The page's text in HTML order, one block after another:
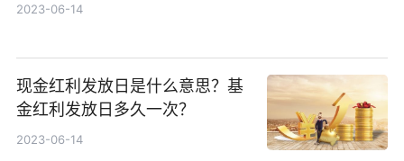
2023-06-14
现金红利发放日是什么意思？基
金红利发放日多久一次？
2023-06-14